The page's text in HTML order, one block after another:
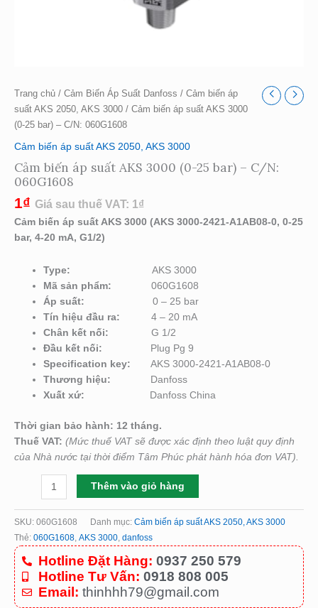
Trang chủ / Cảm Biến Áp Suất Danfoss / Cảm biến áp
suất AKS 2050, AKS 3000 / Cảm biến áp suất AKS 3000
(0-25 bar) – C/N: 060G1608
Cảm biến áp suất AKS 2050, AKS 3000
Cảm biến áp suất AKS 3000 (0-25 bar) – C/N:
060G1608
1₫ Giá sau thuế VAT: 1₫
Cảm biến áp suất AKS 3000 (AKS 3000-2421-A1AB08-0, 0-25
bar, 4-20 mA, G1/2)
Type:
AKS 3000
Mã sản phẩm:060G1608
Áp suất:
0 – 25 bar
Tín hiệu đầu ra:4 – 20 mA
Chân kết nối:G 1/2
Đầu kết nối:
Plug Pg 9
Specification key:AKS 3000-2421-A1AB08-0
Thương hiệu:
Danfoss
Xuất xứ:
Danfoss China
Thời gian bảo hành: 12 tháng.
Thuế VAT: (Mức thuế VAT sẽ được xác định theo luật quy định
của Nhà nước tại thời điểm Tâm Phúc phát hành hóa đơn VAT).
Thêm vào giỏ hàng
SKU: 060G1608 Danh mục: Cảm biến áp suất AKS 2050, AKS 3000
Thẻ: 060G1608, AKS 3000, danfoss
Hotline Đặt Hàng: 0937 250 579
Hotline Tư Vấn: 0918 808 005
Email: thinhhh79@gmail.com